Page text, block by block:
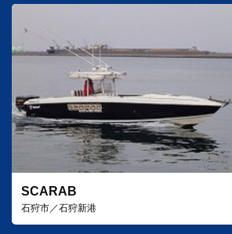
SCARAB
石狩市／石狩新港